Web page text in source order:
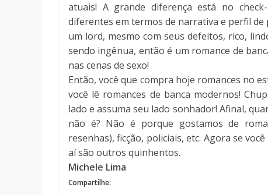
atuais! A grande diferença está no
diferentes em termos de narrativa e perfil
um lord, mesmo com seus defeitos, rico,
sendo ingênua, então é um romance de
nas cenas de sexo!
Então, você que compra hoje romances no
você lê romances de banca modernos!
lado e assuma seu lado sonhador! Afinal,
não é? Não é porque gostamos de
resenhas), ficção, policiais, etc. Agora se
aí são outros quinhentos.
Michele Lima
Compartilhe: